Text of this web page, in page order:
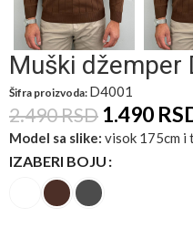
Muški džemper
Šifra proizvoda: D4001
2.490RSD 1.490
Model sa slike: visok 175cm i
IZABERI BOJU